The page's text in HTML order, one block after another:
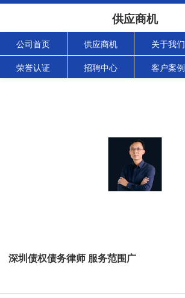
供应商机
公司首页 供应商机 关于我们
荣誉认证 招聘中心 客户案例
深圳债权债务律师 服务范围广